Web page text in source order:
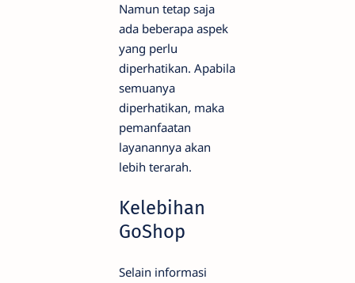
Namun tetap saja
ada beberapa aspek
yang perlu
diperhatikan. Apabila
semuanya
diperhatikan, maka
pemanfaatan
layanannya akan
lebih terarah.
Kelebihan
GoShop
Selain informasi